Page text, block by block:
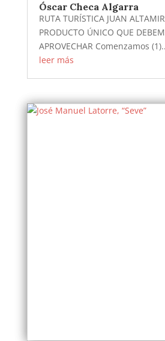
Óscar Checa Algarra
RUTA TURÍSTICA JUAN
PRODUCTO ÚNICO QUE
APROVECHAR Comenzamos
leer más